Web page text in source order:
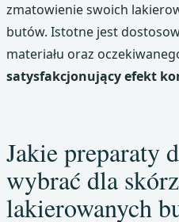
zmatowienie swoich
butów. Istotne jest
materiału oraz
satysfakcjonujący efekt
Jakie preparaty
wybrać dla
lakierowanych